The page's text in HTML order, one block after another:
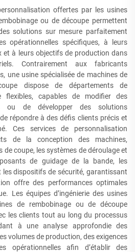
offertes par les usines
ou de découpe permettent
solutions sur mesure parfaitement
opérationnelles spécifiques, à leurs
et à leurs objectifs de production dans
Contrairement aux fabricants
une usine spécialisée de machines de
dispose de départements de
flexibles, capables de modifier des
ou de développer des solutions
répondre à des défis clients précis et
Ces services de personnalisation
de la conception des machines,
coupe, les systèmes de déroulage et
de guidage de la bande, les
dispositifs de sécurité, garantissant
offre des performances optimales
Les équipes d’ingénierie des usines
de rembobinage ou de découpe
les clients tout au long du processus
à une analyse approfondie des
volumes de production, des exigences
opérationnelles afin d’établir des